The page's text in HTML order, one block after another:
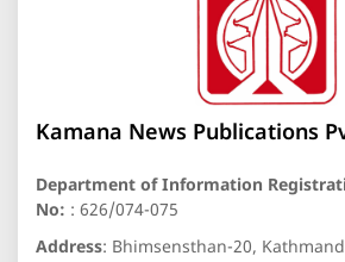
Kamana News Publications
Department of Information
No: : 626/074-075
Address: Bhimsensthan-20,